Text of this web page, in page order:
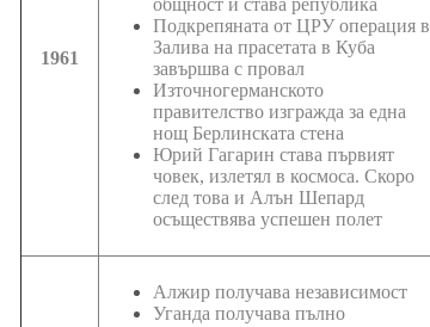
1961
Подкрепяната от ЦРУ операция в
Залива на прасетата в Куба
завършва с провал
Източногерманското
правителство изгражда за една
нощ Берлинската стена
Юрий Гагарин става първият
човек, излетял в космоса. Скоро
след това и Алън Шепард
осъществява успешен полет
Алжир получава независимост
Уганда получава пълно